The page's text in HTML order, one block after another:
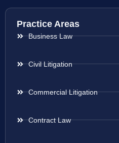
Practice Areas
Business Law
Civil Litigation
Commercial Litigation
Contract Law